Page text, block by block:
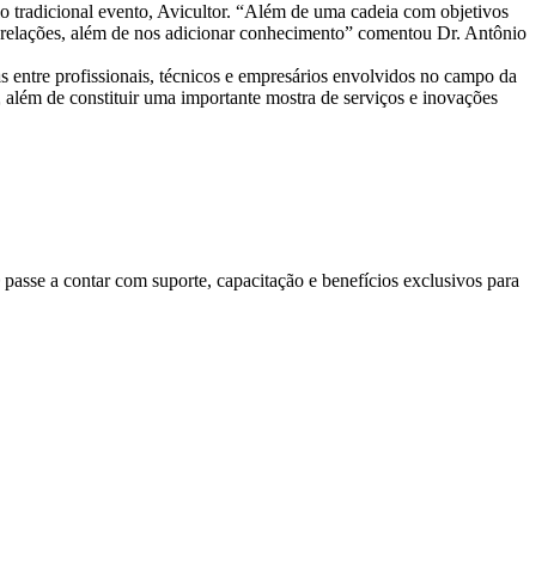
tradicional evento, Avicultor. “Além de uma cadeia com objetivos
além de nos adicionar conhecimento” comentou Dr. Antônio
profissionais, técnicos e empresários envolvidos no campo da
de constituir uma importante mostra de serviços e inovações
a contar com suporte, capacitação e benefícios exclusivos para